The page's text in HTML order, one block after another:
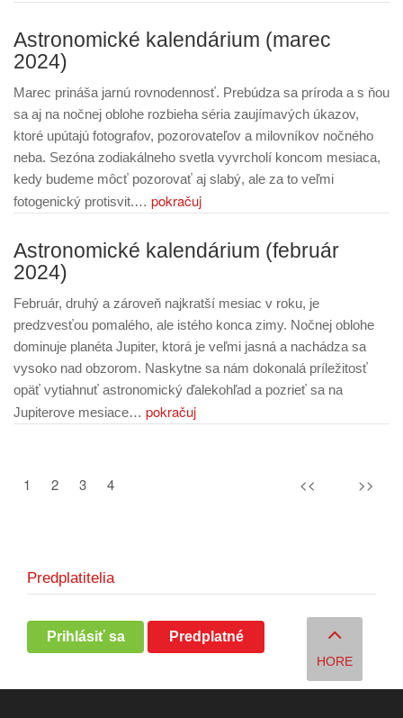
Astronomické kalendárium (marec
2024)
Marec prináša jarnú rovnodennosť. Prebúdza sa príroda a s ňou
sa aj na nočnej oblohe rozbieha séria zaujímavých úkazov,
ktoré upútajú fotografov, pozorovateľov a milovníkov nočného
neba. Sezóna zodiakálneho svetla vyvrcholí koncom mesiaca,
kedy budeme môcť pozorovať aj slabý, ale za to veľmi
fotogenický protisvit.… pokračuj
Astronomické kalendárium (február
2024)
Február, druhý a zároveň najkratší mesiac v roku, je
predzvesťou pomalého, ale istého konca zimy. Nočnej oblohe
dominuje planéta Jupiter, ktorá je veľmi jasná a nachádza sa
vysoko nad obzorom. Naskytne sa nám dokonalá príležitosť
opäť vytiahnuť astronomický ďalekohľad a pozrieť sa na
Jupiterove mesiace… pokračuj
<<
1 2 3 4 >>
Predplatitelia
Prihlásiť sa Predplatné
HORE